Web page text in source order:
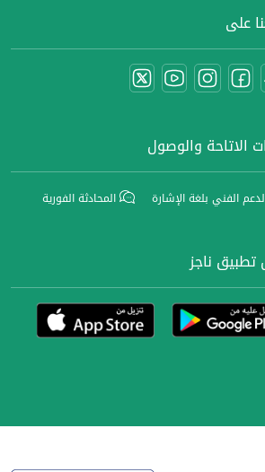
على
الاتاحة والوصول
الفني بلغة الإشارة المحادثة الفورية
ناجز